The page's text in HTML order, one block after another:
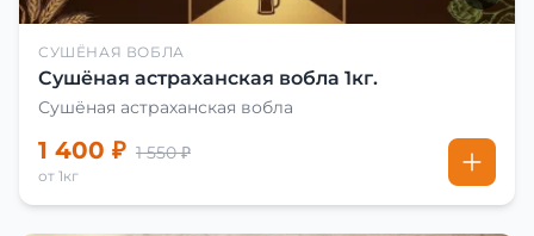
СУШЁНАЯ ВОБЛА
Сушёная астраханская вобла 1кг.
Сушёная астраханская вобла
1 400 ₽ 1 550 ₽
от 1кг